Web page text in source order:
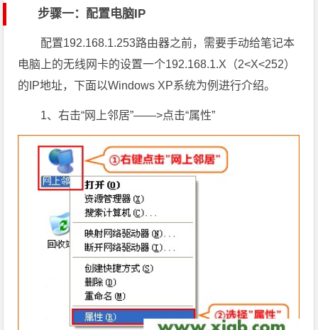
步骤一：配置电脑IP
配置192.168.1.253路由器之前，需要手动给笔记本
电脑上的无线网卡的设置一个192.168.1.X（2<X<252）
的IP地址，下面以Windows XP系统为例进行介绍。
1、右击“网上邻居”——>点击“属性”